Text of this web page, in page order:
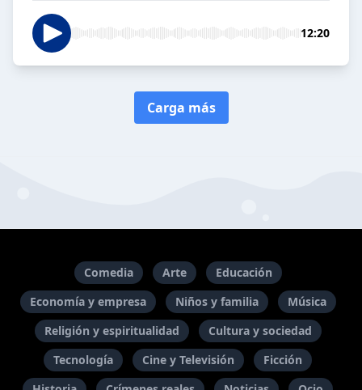
12:20
Carga más
Comedia Arte
Educación
Economía y empresa
Niños y familia
Música
Religión y espiritualidad
Cultura y sociedad
Tecnología
Cine y Televisión
Ficción